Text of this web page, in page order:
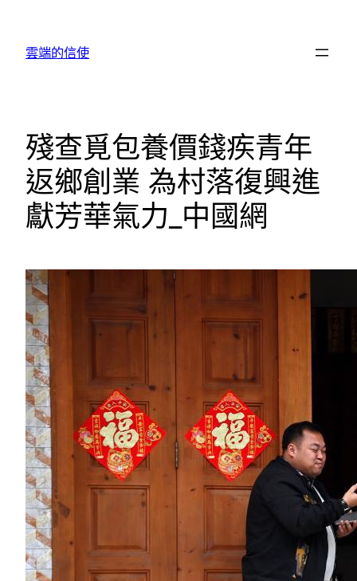
雲端的信使
殘查覓包養價錢疾青年
返鄉創業 為村落復興進
獻芳華氣力_中國網